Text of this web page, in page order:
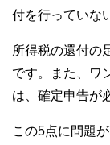
付を行っていな
所得税の還付の
です。また、ワ
は、確定申告が
この5点に問題